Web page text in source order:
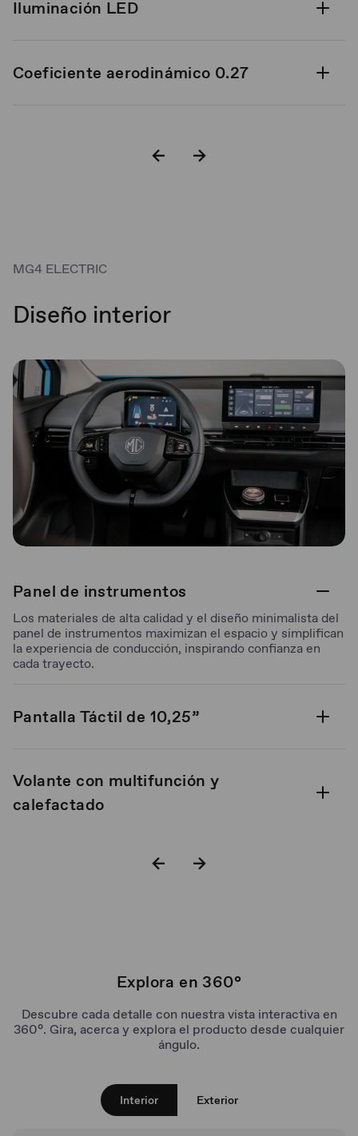
Iluminación LED
Coeficiente aerodinámico 0.27
MG4 ELECTRIC
Diseño interior
Panel de instrumentos
Los materiales de alta calidad y el diseño minimalista del
panel de instrumentos maximizan el espacio y simplifican
la experiencia de conducción, inspirando confianza en
cada trayecto.
Pantalla Táctil de 10,25”​
Volante con multifunción y
calefactado
Explora en 360°
Descubre cada detalle con nuestra vista interactiva en
360°. Gira, acerca y explora el producto desde cualquier
ángulo.
Interior Exterior